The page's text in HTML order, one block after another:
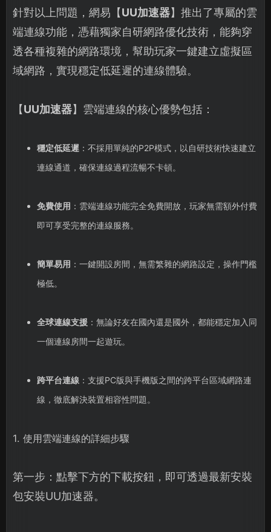
針對以上問題，網易【UU加速器】推出了專屬的雲
端連線功能，憑藉獨家自研網路優化技術，能夠穿
透各種複雜的網路環境，幫助玩家一鍵建立虛擬區
域網路，實現穩定低延遲的連線體驗。
【UU加速器】雲端連線的核心優勢包括：
穩定低延遲：不採用單純的P2P模式，以自研技術快速建立
連線通道，確保連線過程流暢不卡頓。
免費使用 ：雲端連線功能完全免費開放，玩家無需額外付費
即可享受完整的連線服務。
簡單易用 ：一鍵開設房間，無需繁雜的網路設定，操作門檻
極低。
全球連線支援：無論好友在國內還是國外，都能穩定加入同
一個連線房間一起遊玩。
跨平台連線：支援PC版與手機版之間的跨平台區域網路連
線，徹底解決裝置相容性問題。
1. 使用雲端連線的詳細步驟
第一步：點擊下方的下載按鈕，即可透過最新安裝
包安裝UU加速器。